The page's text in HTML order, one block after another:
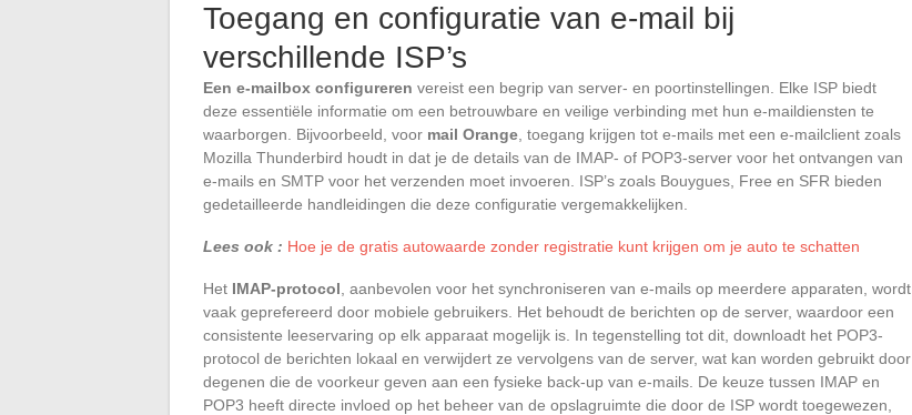
Toegang en configuratie van e-mail bij
verschillende ISP’s
Een e-mailbox configureren vereist een begrip van server- en poortinstellingen. Elke ISP biedt
deze essentiële informatie om een betrouwbare en veilige verbinding met hun e-maildiensten te
waarborgen. Bijvoorbeeld, voor mail Orange , toegang krijgen tot e-mails met een e-mailclient zoals
Mozilla Thunderbird houdt in dat je de details van de IMAP- of POP3-server voor het ontvangen van
e-mails en SMTP voor het verzenden moet invoeren. ISP’s zoals Bouygues, Free en SFR bieden
gedetailleerde handleidingen die deze configuratie vergemakkelijken.
Lees ook : Hoe je de gratis autowaarde zonder registratie kunt krijgen om je auto te schatten
Het IMAP-protocol , aanbevolen voor het synchroniseren van e-mails op meerdere apparaten, wordt
vaak geprefereerd door mobiele gebruikers. Het behoudt de berichten op de server, waardoor een
consistente leeservaring op elk apparaat mogelijk is. In tegenstelling tot dit, downloadt het POP3-
protocol de berichten lokaal en verwijdert ze vervolgens van de server, wat kan worden gebruikt door
degenen die de voorkeur geven aan een fysieke back-up van e-mails. De keuze tussen IMAP en
POP3 heeft directe invloed op het beheer van de opslagruimte die door de ISP wordt toegewezen,